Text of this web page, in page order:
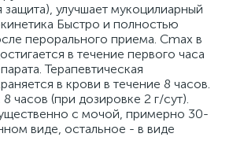
улучшает мукоцилиарный
Быстро и полностью
перорального приема. Cmax в
в течение первого часа
Терапевтическая
в крови в течение 8 часов.
часов (при дозировке 2 г/сут).
с мочой, примерно 30-
виде, остальное - в виде